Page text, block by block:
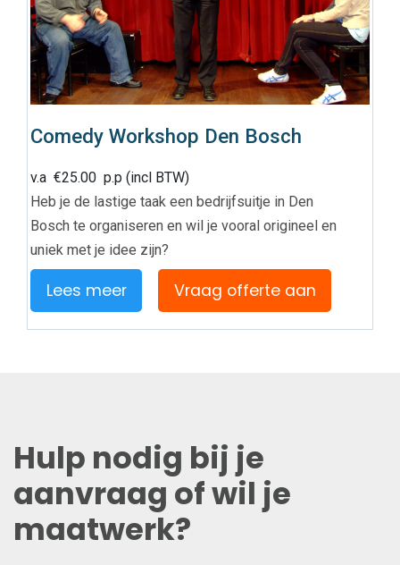
Comedy Workshop Den Bosch
v.a€25.00 p.p (incl BTW)
Heb je de lastige taak een bedrijfsuitje in Den
Bosch te organiseren en wil je vooral origineel en
uniek met je idee zijn?
Lees meer Vraag offerte aan
Hulp nodig bij je
aanvraag of wil je
maatwerk?